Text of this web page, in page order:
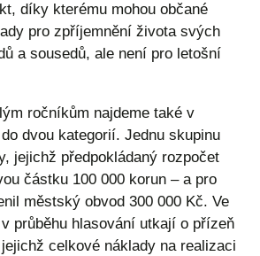
díky kterému mohou občané
pro zpříjemnění života svých
a sousedů, ale není pro letošní
ročníkům najdeme také v
dvou kategorií. Jednu skupinu
jejichž předpokládaný rozpočet
částku 100 000 korun – a pro
městský obvod 300 000 Kč. Ve
průběhu hlasování utkají o přízeň
jejichž celkové náklady na realizaci